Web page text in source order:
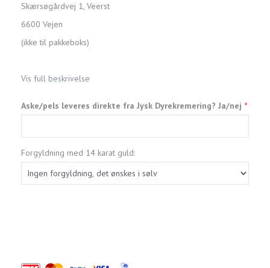
Skærsøgårdvej 1, Veerst
6600 Vejen
(ikke til pakkeboks)
Vis full beskrivelse
Aske/pels leveres direkte fra Jysk Dyrekremering? Ja/nej
Forgyldning med 14 karat guld: